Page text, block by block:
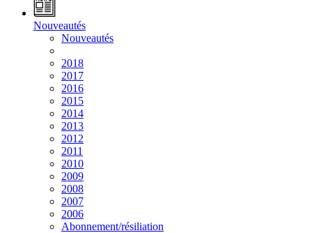
Nouveautés
Nouveautés
2018
2017
2016
2015
2014
2013
2012
2011
2010
2009
2008
2007
2006
Abonnement/résiliation